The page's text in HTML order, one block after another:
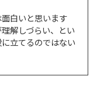
白いと思います
解しづらい、とい
立てるのではない